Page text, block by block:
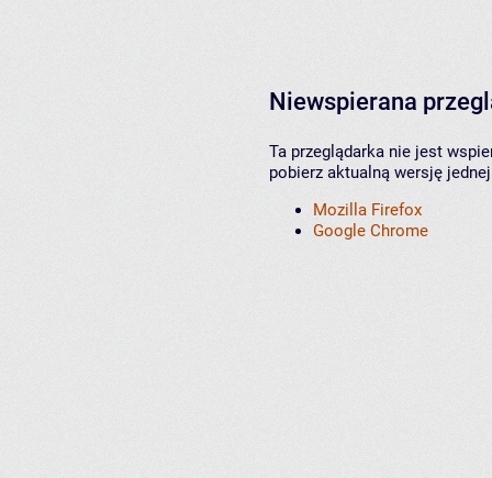
Niewspierana
Ta przeglądarka nie jest
pobierz aktualną wersję
Mozilla Firefox
Google Chrome